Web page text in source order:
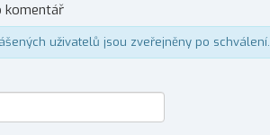
komentář
uživatelů jsou zveřejněny po schválení.